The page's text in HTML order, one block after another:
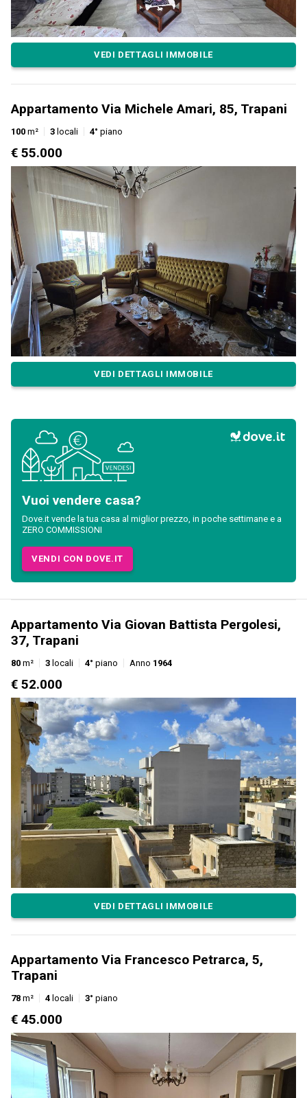
VEDI DETTAGLI IMMOBILE
Appartamento Via Michele Amari, 85, Trapani
100 m² 3 locali 4° piano
€ 55.000
VEDI DETTAGLI IMMOBILE
Vuoi vendere casa?
Dove.it vende la tua casa al miglior prezzo, in poche settimane e a
ZERO COMMISSIONI
VENDI CON DOVE.IT
Appartamento Via Giovan Battista Pergolesi,
37, Trapani
80 m² 3 locali 4° piano Anno 1964
€ 52.000
VEDI DETTAGLI IMMOBILE
Appartamento Via Francesco Petrarca, 5,
Trapani
78 m² 4 locali 3° piano
€ 45.000